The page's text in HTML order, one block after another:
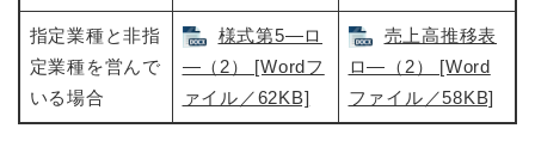
指定業種と非指
定業種を営んで
いる場合
様式第5―ロ
―（2） [Wordフ
ァイル／62KB]
売上高推移表
ロ―（2） [Word
ファイル／58KB]